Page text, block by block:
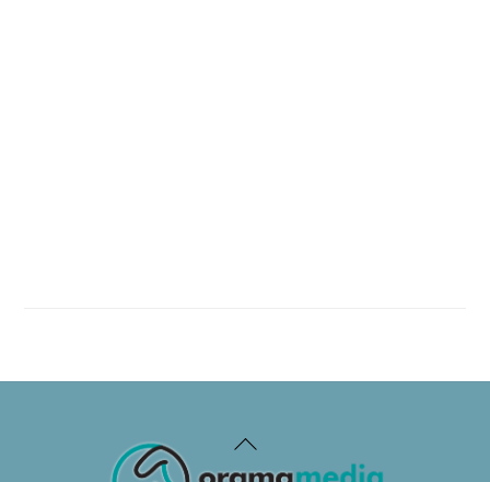
Back